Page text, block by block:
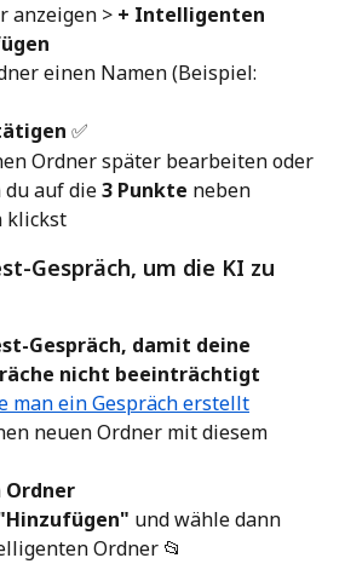
anzeigen > + Intelligenten
einen Namen (Beispiel:
✅
Ordner später bearbeiten oder
du auf die 3 Punkte neben
klickst
Gespräch, um die KI zu
Gespräch, damit deine
nicht beeinträchtigt
man ein Gespräch erstellt
neuen Ordner mit diesem
Ordner
und wähle dann
Ordner 📂